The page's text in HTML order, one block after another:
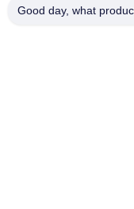
Good day, what